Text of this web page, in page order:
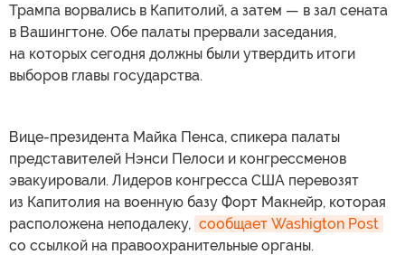
Трампа ворвались в Капитолий, а затем — в зал сената
в Вашингтоне. Обе палаты прервали заседания,
на которых сегодня должны были утвердить итоги
выборов главы государства.
Вице-президента Майка Пенса, спикера палаты
представителей Нэнси Пелоси и конгрессменов
эвакуировали. Лидеров конгресса США перевозят
из Капитолия на военную базу Форт Макнейр, которая
расположена неподалеку, сообщает Washigton Post
со ссылкой на правоохранительные органы.